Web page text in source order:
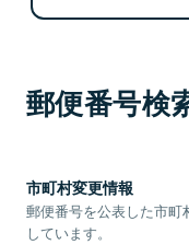
郵便番号検
市町村変更情報
郵便番号を公表した市
しています。